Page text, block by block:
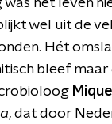
het leven
wel uit de
Hét
bleef maar
, dat door